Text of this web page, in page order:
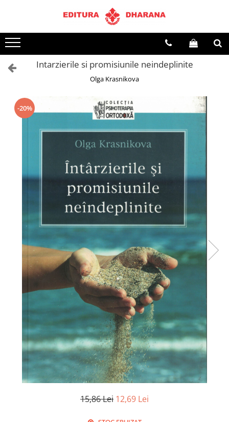
Terapii
Dietoterapie
Intarzierile si promisiunile neindeplinite
Olga Krasnikova
-20%
15,86 Lei 12,69 Lei